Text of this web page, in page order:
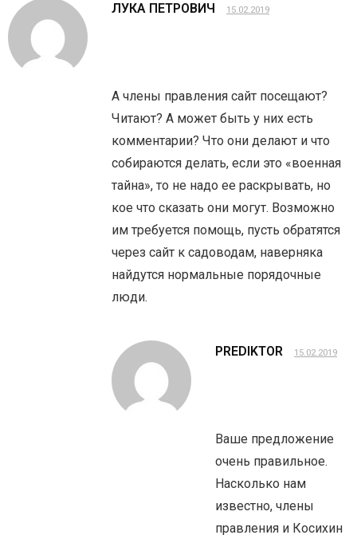
ЛУКА ПЕТРОВИЧ 15.02.2019
А члены правления сайт посещают?
Читают? А может быть у них есть
комментарии? Что они делают и что
собираются делать, если это «военная
тайна», то не надо ее раскрывать, но
кое что сказать они могут. Возможно
им требуется помощь, пусть обратятся
через сайт к садоводам, наверняка
найдутся нормальные порядочные
люди.
PREDIKTOR 15.02.2019
Ваше предложение
очень правильное.
Насколько нам
известно, члены
правления и Косихин